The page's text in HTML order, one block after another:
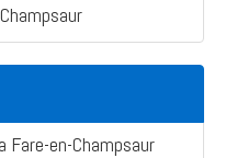
Fare-en-Champsaur